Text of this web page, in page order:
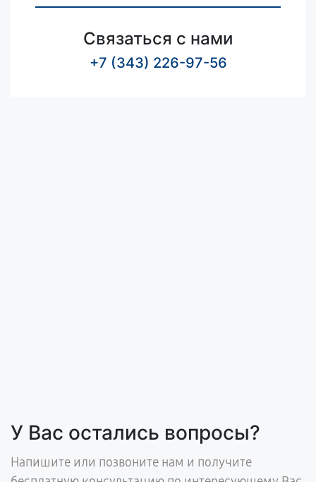
Связаться с нами
+7 (343) 226-97-56
У Вас остались вопросы?
Напишите или позвоните нам и получите